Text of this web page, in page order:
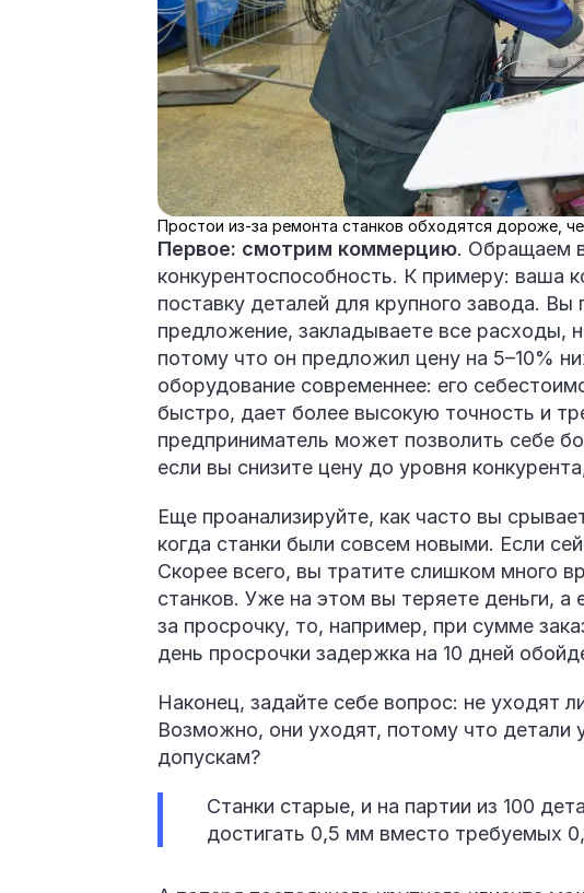
Простои из-за ремонта станков обходятся дороже,
Первое: смотрим коммерцию. Обращаем
конкурентоспособность. К примеру: ваша
поставку деталей для крупного завода. Вы
предложение, закладываете все расходы,
потому что он предложил цену на 5–10%
оборудование современнее: его
быстро, дает более высокую точность и
предприниматель может позволить себе
если вы снизите цену до уровня
Еще проанализируйте, как часто вы
когда станки были совсем новыми. Если
Скорее всего, вы тратите слишком много
станков. Уже на этом вы теряете деньги,
за просрочку, то, например, при сумме
день просрочки задержка на 10 дней
Наконец, задайте себе вопрос: не уходят
Возможно, они уходят, потому что
допускам?
Станки старые, и на партии из 100
достигать 0,5 мм вместо требуемых